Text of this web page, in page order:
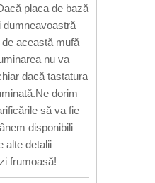
placa de bază
dumneavoastră
de această mufă
nu va
dacă tastatura
dorim
să va fie
disponibili
alte detalii
frumoasă!